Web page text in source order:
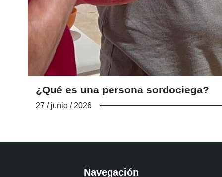
¿Qué es una persona sordociega?
27 / junio / 2026
Navegación